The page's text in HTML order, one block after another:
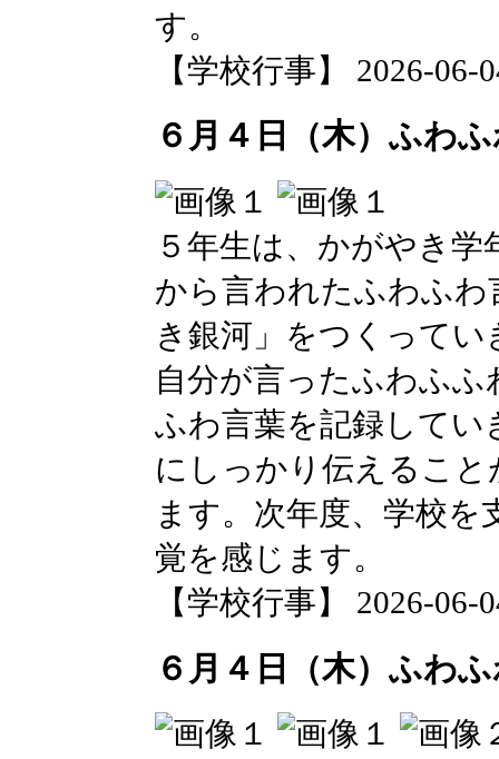
す。
【学校行事】 2026-06-
６月４日（木）ふわ
５年生は、かがやき
から言われたふわふ
き銀河」をつくってい
自分が言ったふわふ
ふわ言葉を記録してい
にしっかり伝えるこ
ます。次年度、学校
覚を感じます。
【学校行事】 2026-06-
６月４日（木）ふわ